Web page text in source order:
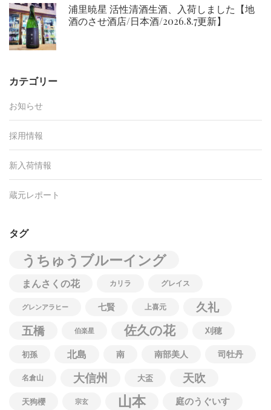
浦里暁星 活性清酒生酒、入荷しました【地
酒のさせ酒店/日本酒/2026.8.7更新】
カテゴリー
お知らせ
採用情報
新入荷情報
蔵元レポート
タグ
うちゅうブルーイング
まんさくの花 カリラ グレイス
グレンアラヒー 七賢 上喜元
久礼
五橋
伯楽星 佐久の花 刈穂
初孫 北島 南 南部美人 司牡丹
名倉山 大信州 大盃 天吹
天狗櫻 宗玄 山本 庭のうぐいす